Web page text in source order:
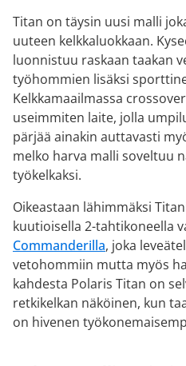
Titan on täysin uusi malli
uuteen kelkkaluokkaan.
luonnistuu raskaan taakan
työhommien lisäksi
Kelkkamaailmassa
useimmiten laite, jolla
pärjää ainakin auttavasti
melko harva malli soveltuu
työkelkaksi.
Oikeastaan lähimmäksi
kuutioisella 2-tahtikoneella
Commanderilla, joka
vetohommiin mutta myös
kahdesta Polaris Titan on
retkikelkan näköinen, kun
on hivenen